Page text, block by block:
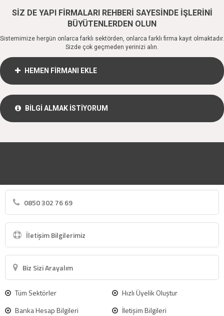
SİZ DE YAPI FİRMALARI REHBERİ SAYESİNDE İŞLERİNİ
BÜYÜTENLERDEN OLUN
Sistemimize hergün onlarca farklı sektörden, onlarca farklı firma kayıt olmaktadır.
Sizde çok geçmeden yerinizi alın.
HEMEN FİRMANI EKLE
BİLGİ ALMAK İSTİYORUM
0850 302 76 69
İletişim Bilgilerimiz
Biz Sizi Arayalım
Tüm Sektörler
Hızlı Üyelik Oluştur
Banka Hesap Bilgileri
İletişim Bilgileri